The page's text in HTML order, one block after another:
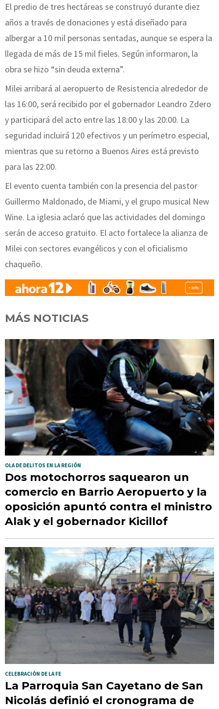
El predio de tres hectáreas se construyó durante diez
años a través de donaciones y está diseñado para
albergar a 10 mil personas sentadas, aunque se espera la
llegada de más de 15 mil fieles. Según informaron, la
obra se hizo “sin deuda externa”.
Milei arribará al aeropuerto de Resistencia alrededor de
las 16:00, será recibido por el gobernador Leandro Zdero
y participará del acto entre las 18:00 y las 20:00. La
seguridad incluirá 120 efectivos y un perímetro especial,
mientras que su retorno a Buenos Aires está previsto
para las 22:00.
El evento cuenta también con la presencia del pastor
Guillermo Maldonado, de Miami, y el grupo musical New
Wine. La iglesia aclaró que las actividades del domingo
serán de acceso gratuito. El acto fortalece la alianza de
Milei con sectores evangélicos y con el oficialismo
chaqueño.
MÁS NOTICIAS
OLA DE DELITOS EN LA REGIÓN
Dos motochorros saquearon un
comercio en Barrio Aeropuerto y la
oposición apuntó contra el ministro
Alak y el gobernador Kicillof
CELEBRACIÓN DE LA FE
La Parroquia San Cayetano de San
Nicolás definió el cronograma de